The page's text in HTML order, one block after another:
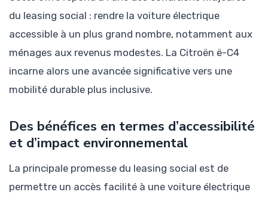
du leasing social : rendre la voiture électrique
accessible à un plus grand nombre, notamment aux
ménages aux revenus modestes. La Citroën ë-C4
incarne alors une avancée significative vers une
mobilité durable plus inclusive.
Des bénéfices en termes d’accessibilité
et d’impact environnemental
La principale promesse du leasing social est de
permettre un accès facilité à une voiture électrique